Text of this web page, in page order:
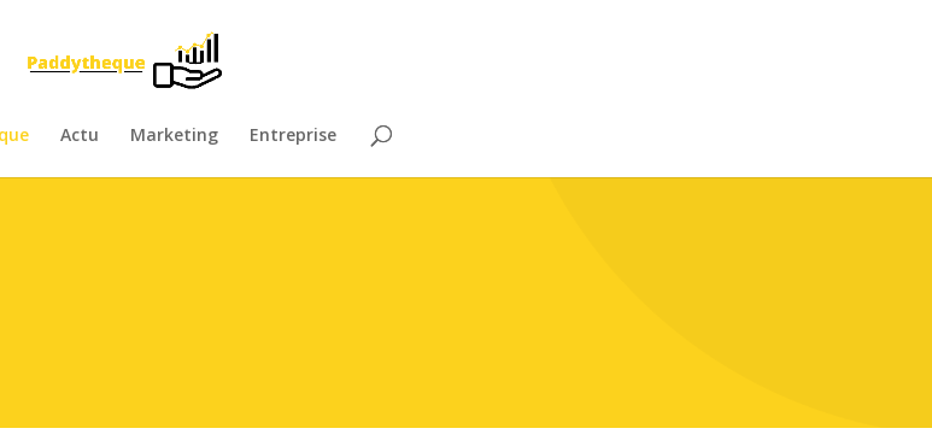
Actu Marketing Entreprise